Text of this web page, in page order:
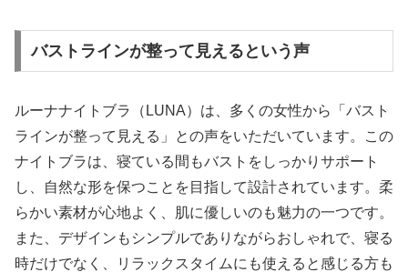
バストラインが整って見えるという声
ルーナナイトブラ（LUNA）は、多くの女性から「バスト
ラインが整って見える」との声をいただいています。この
ナイトブラは、寝ている間もバストをしっかりサポート
し、自然な形を保つことを目指して設計されています。柔
らかい素材が心地よく、肌に優しいのも魅力の一つです。
また、デザインもシンプルでありながらおしゃれで、寝る
時だけでなく、リラックスタイムにも使えると感じる方も